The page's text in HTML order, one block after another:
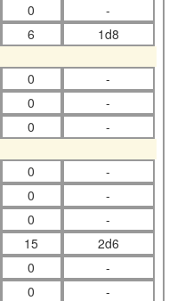
0
-
6
1d8
0
-
0
-
0
-
0
-
0
-
0
-
15
2d6
0
-
0
-